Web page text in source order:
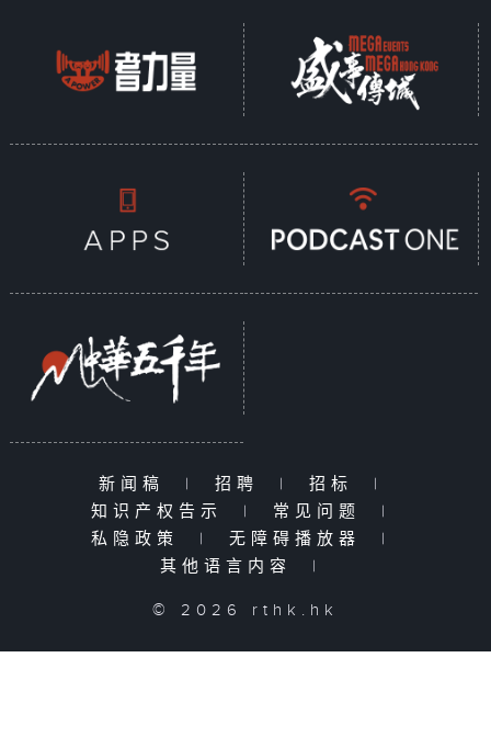
新闻稿 | 招聘 | 招标
|
知识产权告示
| 常见问题
|
私隐政策
| 无障碍播放器
|
其他语言内容
|
© 2026 rthk.hk